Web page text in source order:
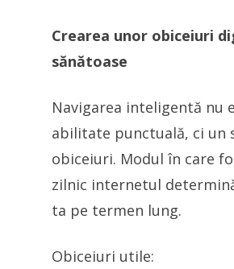
Crearea unor obiceiuri
sănătoase
Navigarea inteligentă nu
abilitate punctuală, ci un
obiceiuri. Modul în care
zilnic internetul
ta pe termen lung.
Obiceiuri utile: